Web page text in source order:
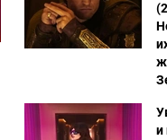
и